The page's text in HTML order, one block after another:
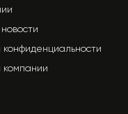
конфиденциальности
компании